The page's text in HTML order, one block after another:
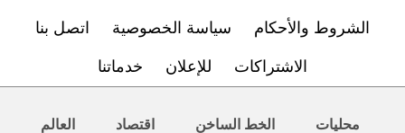
الشروط والأحكام سياسة الخصوصية اتصل بنا
الاشتراكات للإعلان خدماتنا
محليات الخط الساخن اقتصاد العالم